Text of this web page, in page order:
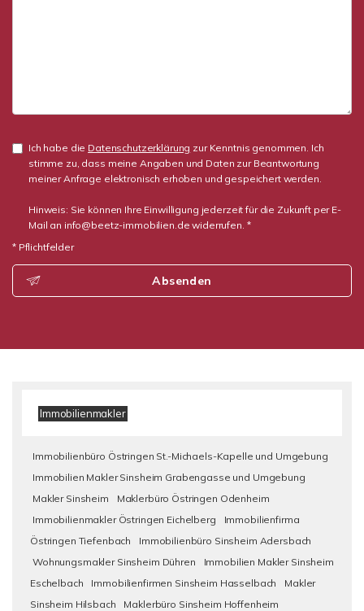
Ich habe die Datenschutzerklärung zur Kenntnis genommen. Ich
stimme zu, dass meine Angaben und Daten zur Beantwortung
meiner Anfrage elektronisch erhoben und gespeichert werden.
Hinweis: Sie können Ihre Einwilligung jederzeit für die Zukunft per E-
Mail an info@beetz-immobilien.de widerrufen. *
* Pflichtfelder
Absenden
Immobilienmakler
Immobilienbüro Östringen St.-Michaels-Kapelle und Umgebung
Immobilien Makler Sinsheim Grabengasse und Umgebung
Makler Sinsheim
Maklerbüro Östringen Odenheim
Immobilienmakler Östringen Eichelberg
Immobilienfirma
Östringen Tiefenbach
Immobilienbüro Sinsheim Adersbach
Wohnungsmakler Sinsheim Dühren
Immobilien Makler Sinsheim
Eschelbach
Immobilienfirmen Sinsheim Hasselbach
Makler
Sinsheim Hilsbach
Maklerbüro Sinsheim Hoffenheim